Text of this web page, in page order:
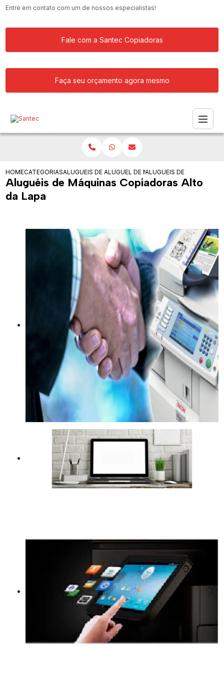
Entre em contato com um de nossos especialistas!
Fale com a Santec Copiadoras
Faça seu orçamento agora mesmo
HOMECATEGORIASALUGUEIS DE COPIADORASALUGUEL DE MAQUINA COPIADORA
ALUGUEIS DE MAQUINAS
Aluguéis de Máquinas Copiadoras Alto
da Lapa